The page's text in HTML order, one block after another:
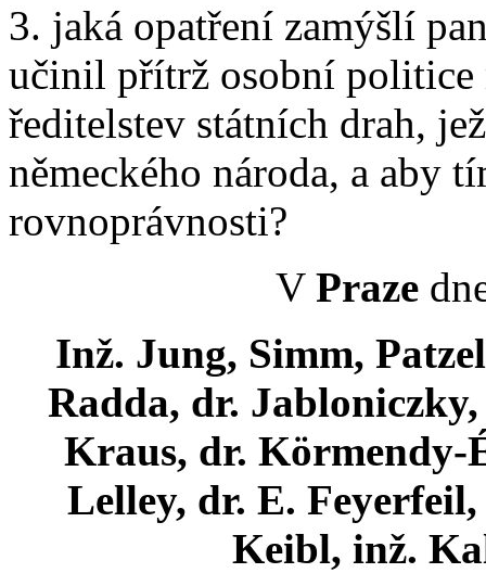
3. jaká opatření zamýšlí
učinil přítrž osobní politice
ředitelstev státních drah,
německého národa, a aby
rovnoprávnosti?
V Praze
Inž. Jung, Simm,
Radda, dr.
Kraus, dr. Körmendy-
Lelley, dr. E.
Keibl, inž.